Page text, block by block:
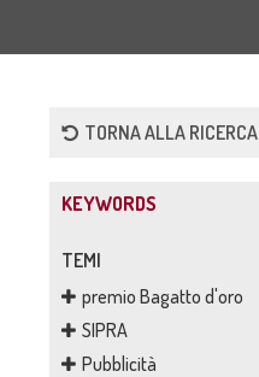
TORNA ALLA RICERCA
KEYWORDS
TEMI
premio Bagatto d'oro
SIPRA
Pubblicità